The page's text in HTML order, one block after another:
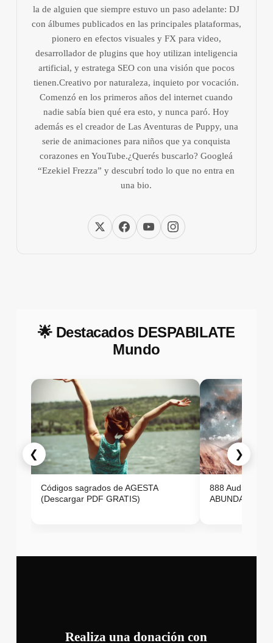
la de alguien que siempre estuvo un paso adelante: DJ
con álbumes publicados en las principales plataformas,
pionero en efectos visuales y FX para video,
desarrollador de plugins que hoy utilizan inteligencia
artificial, y estratega SEO con una visión que pocos
tienen.Creativo por naturaleza, inquieto por vocación.
Comenzó en los primeros años del internet cuando
nadie sabía bien qué era esto, y nunca paró. Hoy
además es el creador de Las Aventuras de Puppy, una
serie de animaciones para niños que ya conquista
corazones en YouTube.¿Querés buscarlo? Googleá
“Ezekiel Frezza” y descubrí todo lo que no entra en
una bio.
🌟 Destacados DESPABILATE
Mundo
❮
Códigos sagrados de AGESTA
(Descargar PDF GRATIS)
888 Audio
ABUNDANCIA
❯
Realiza una donación con